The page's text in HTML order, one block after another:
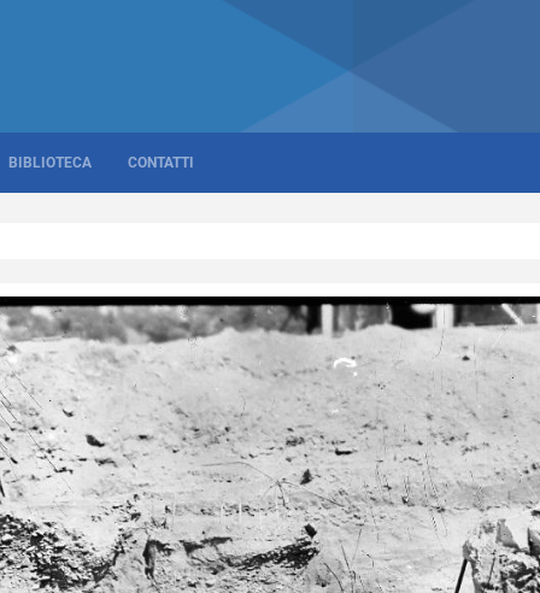
BIBLIOTECA CONTATTI